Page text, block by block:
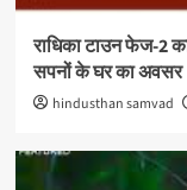
राधिका टाउन फेज-2
सपनों के घर का अवसर
hindusthan samvad